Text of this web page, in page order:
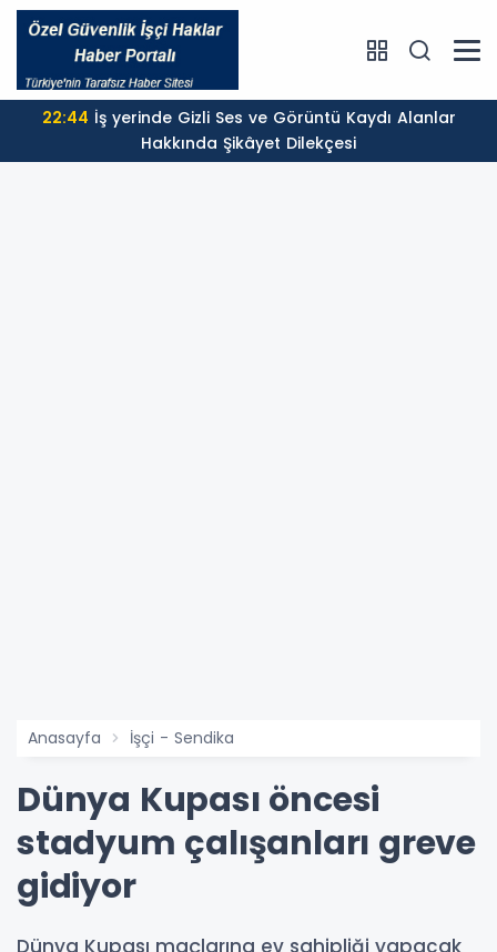
22:44
Hakkında Şikâyet Dilekçesi
Anasayfa İşçi - Sendika
Dünya Kupası öncesi
stadyum çalışanları greve
gidiyor
Dünya Kupası maçlarına ev sahipliği yapacak